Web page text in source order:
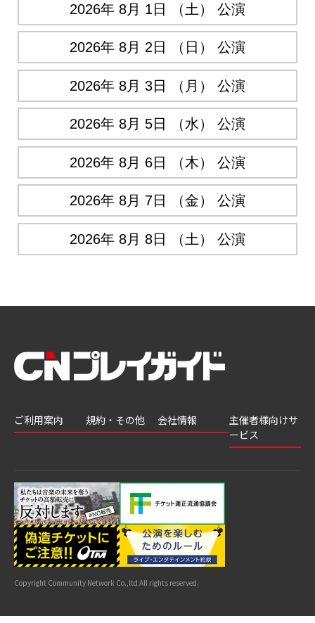
2026年 8月 1日 （土） 公演
2026年 8月 2日 （日） 公演
2026年 8月 3日 （月） 公演
2026年 8月 5日 （水） 公演
2026年 8月 6日 （木） 公演
2026年 8月 7日 （金） 公演
2026年 8月 8日 （土） 公演
ご利用案内
結果
よくあるご質問
はじめてガイド
公演中止・変更
サイトマップ
規約・その他
利用規約
特商法に基づく
表示
カスタマーハラ
スメントへの対
応指針
会社情報
主催者様向けサ
ービス
Copyright Community Network Co.,ltd All rights reserved.